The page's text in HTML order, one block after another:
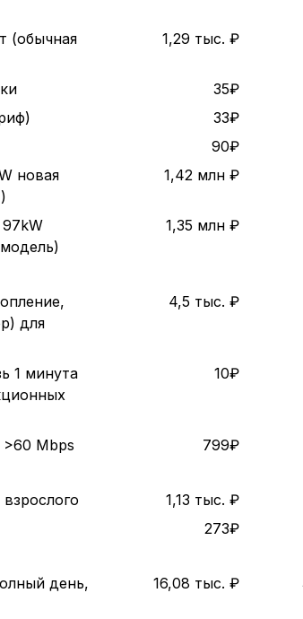
(обычная
1,29 тыс. ₽
35₽
33₽
90₽
новая
1,42 млн ₽
97kW
1,35 млн ₽
для
4,5 тыс. ₽
1 минута
10₽
Mbps 799₽
1,13 тыс. ₽
273₽
день,
16,08 тыс. ₽